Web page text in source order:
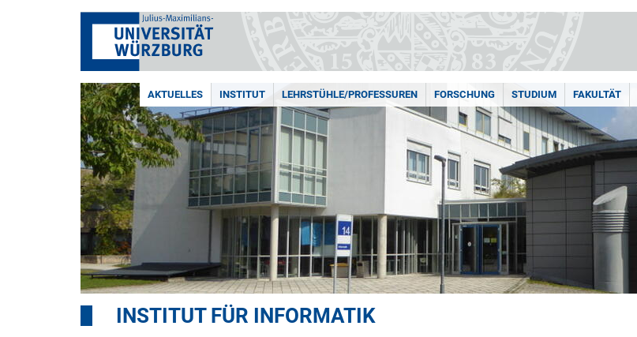
AKTUELLES INSTITUT LEHRSTÜHLE/PROFESSUREN FORSCHUNG STUDIUM FAKULTÄT
INSTITUT FÜR INFORMATIK